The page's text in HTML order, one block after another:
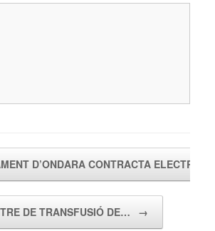
D’ONDARA CONTRACTA
DE TRANSFUSIÓ DE… →